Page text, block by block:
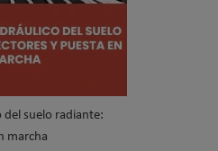
del suelo radiante:
marcha